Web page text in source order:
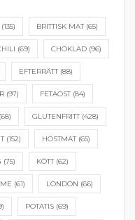
BRITTISK MAT(65)
(69) CHOKLAD (96)
EFTERRÄTT(88)
(97) FETAOST(84)
GLUTENFRITT(428)
(152) HÖSTMAT(65)
(75) KÖTT(62)
(61) LONDON (66)
POTATIS(69)